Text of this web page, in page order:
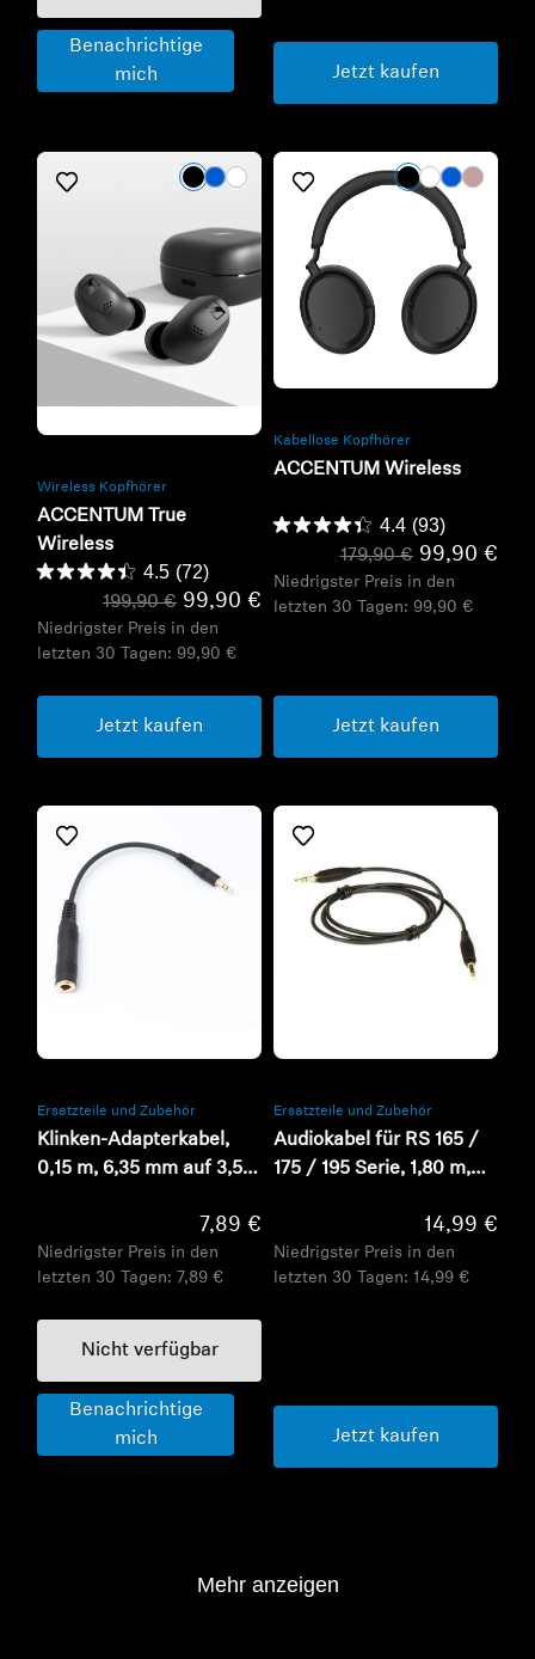
Benachrichtige
mich
Jetzt kaufen
Wireless Kopfhörer
ACCENTUM True
Wireless
4.5 (72)
199,90 € 99,90 €
Niedrigster Preis in den
letzten 30 Tagen: 99,90 €
Jetzt kaufen
Kabellose Kopfhörer
ACCENTUM Wireless
4.4 (93)
179,90 € 99,90 €
Niedrigster Preis in den
letzten 30 Tagen: 99,90 €
Jetzt kaufen
Ersatzteile und Zubehör
Klinken-Adapterkabel,
0,15 m, 6,35 mm auf 3,5
7,89 €
Niedrigster Preis in den
letzten 30 Tagen: 7,89 €
Nicht verfügbar
Benachrichtige
mich
Ersatzteile und Zubehör
Audiokabel für RS 165 /
175 / 195 Serie, 1,80 m,
14,99 €
Niedrigster Preis in den
letzten 30 Tagen: 14,99 €
Jetzt kaufen
Mehr anzeigen